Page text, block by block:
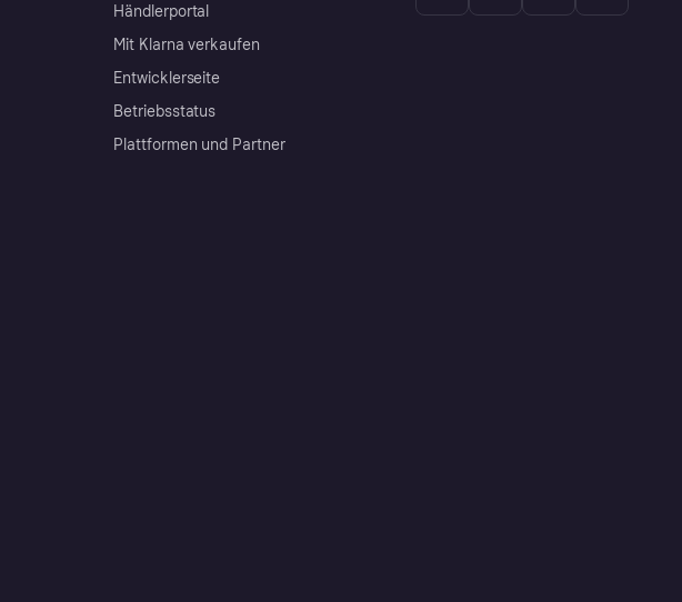
Händlerportal
Mit Klarna verkaufen
Entwicklerseite
Betriebsstatus
Plattformen und Partner